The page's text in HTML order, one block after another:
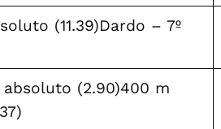
(11.39)Dardo – 7º
absoluto (2.90)400 m